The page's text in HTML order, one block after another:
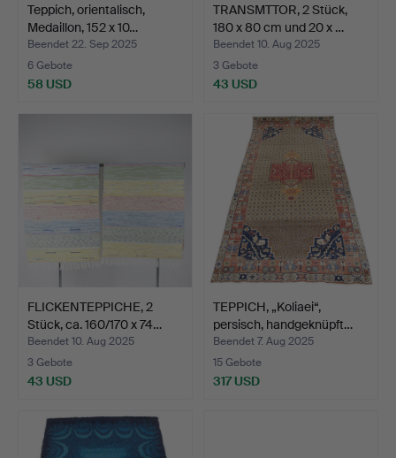
Teppich, orientalisch,
Medaillon, 152 x 10…
Beendet 22. Sep 2025
6 Gebote
58 USD
TRANSMTTOR, 2 Stück,
180 x 80 cm und 20 x …
Beendet 10. Aug 2025
3 Gebote
43 USD
FLICKENTEPPICHE, 2
Stück, ca. 160/170 x 74…
Beendet 10. Aug 2025
3 Gebote
43 USD
TEPPICH, „Koliaei“,
persisch, handgeknüpft…
Beendet 7. Aug 2025
15 Gebote
317 USD